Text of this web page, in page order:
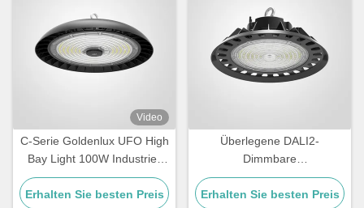
Video
C-Serie Goldenlux UFO High
Bay Light 100W Industrie-
High Bay Led-Leuchten
Erhalten Sie besten Preis
Überlegene DALI2-
Dimmbare
Hochlagerbeleuchtung für
Lager
Erhalten Sie besten Preis